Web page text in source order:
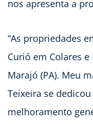
nos apresenta a
“As propriedades
Curió em Colares
Marajó (PA). Meu
Teixeira se
melhoramento